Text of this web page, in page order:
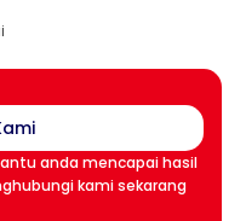
anda mencapai hasil
kami sekarang